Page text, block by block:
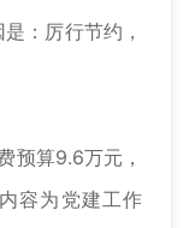
：厉行节约，
算9.6万元，
容为党建工作